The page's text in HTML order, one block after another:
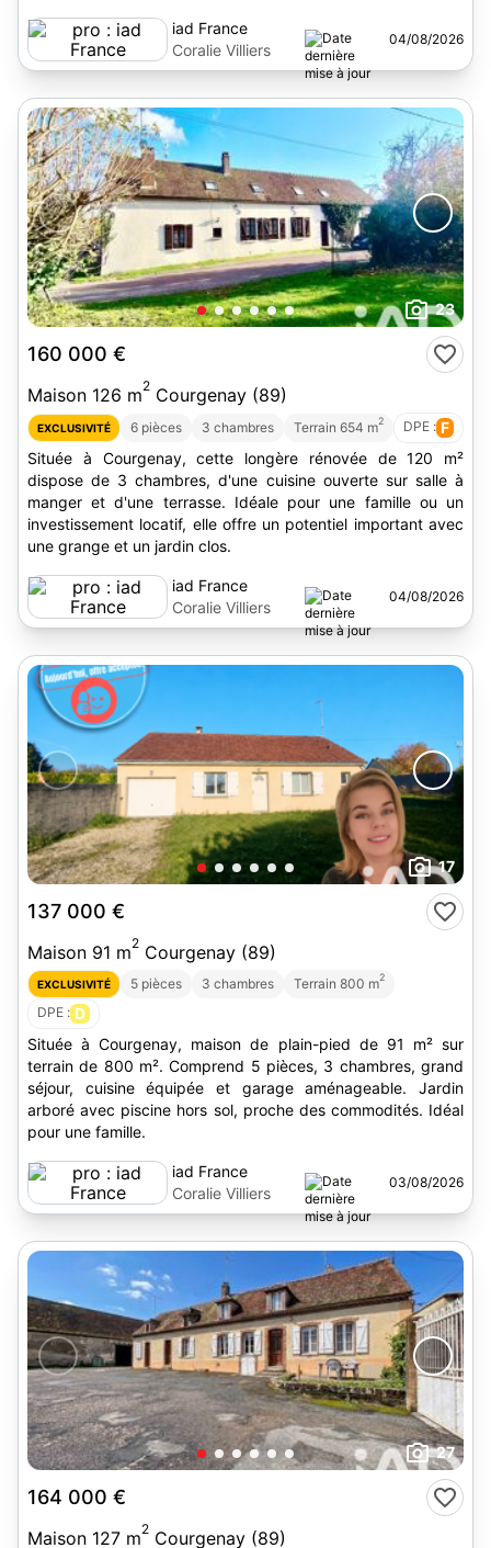
iad France
Coralie Villiers
04/08/2026
23
160 000 €
Maison 126 m2 Courgenay (89)
EXCLUSIVITÉ 6 pièces 3 chambres Terrain 654 m2 DPE : F
Située à Courgenay, cette longère rénovée de 120 m²
dispose de 3 chambres, d'une cuisine ouverte sur salle à
manger et d'une terrasse. Idéale pour une famille ou un
investissement locatif, elle offre un potentiel important avec
une grange et un jardin clos.
iad France
Coralie Villiers
04/08/2026
17
137 000 €
Maison 91 m2 Courgenay (89)
EXCLUSIVITÉ 5 pièces 3 chambres Terrain 800 m2
DPE : D
Située à Courgenay, maison de plain-pied de 91 m² sur
terrain de 800 m². Comprend 5 pièces, 3 chambres, grand
séjour, cuisine équipée et garage aménageable. Jardin
arboré avec piscine hors sol, proche des commodités. Idéal
pour une famille.
iad France
Coralie Villiers
03/08/2026
27
164 000 €
Maison 127 m2 Courgenay (89)